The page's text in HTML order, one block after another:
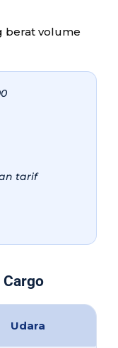
berat volume
tarif
Udara